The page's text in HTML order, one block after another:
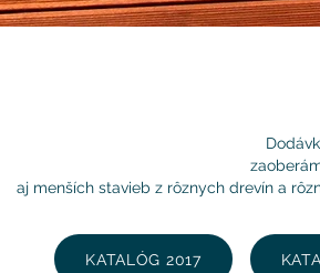
aj menších stavieb z rôznych drevín a
KATALÓG 2017